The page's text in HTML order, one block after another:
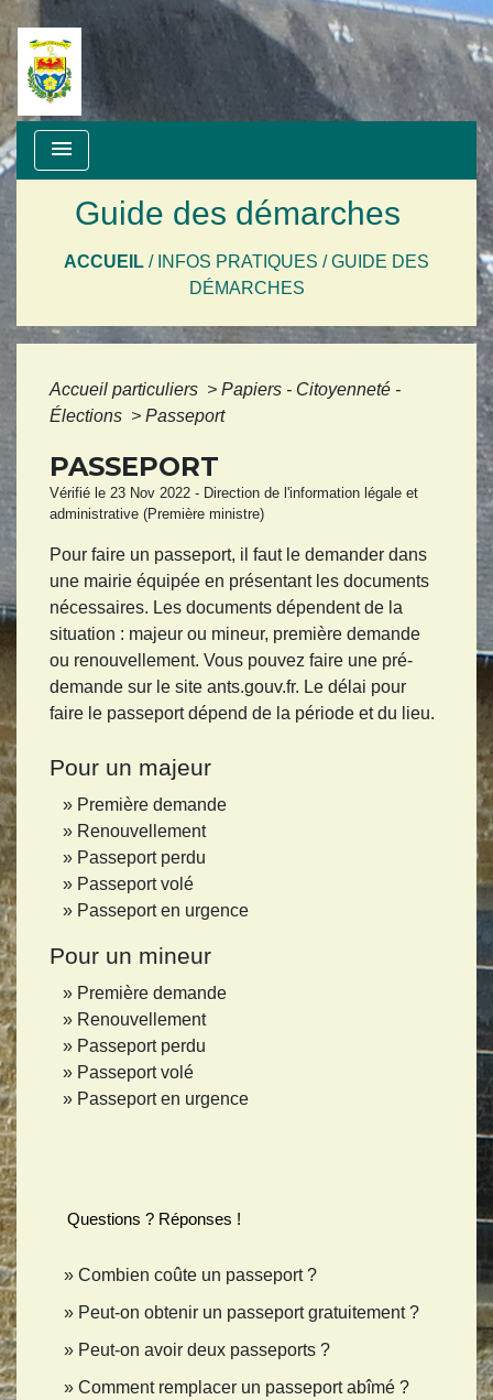
menu
Guide des démarches
ACCUEIL / INFOS PRATIQUES /GUIDE DES
DÉMARCHES
Accueil particuliers > Papiers - Citoyenneté -
Élections > Passeport
PASSEPORT
Vérifié le 23 Nov 2022 - Direction de l'information légale et
administrative (Première ministre)
Pour faire un passeport, il faut le demander dans
une mairie équipée en présentant les documents
nécessaires. Les documents dépendent de la
situation : majeur ou mineur, première demande
ou renouvellement. Vous pouvez faire une pré-
demande sur le site ants.gouv.fr. Le délai pour
faire le passeport dépend de la période et du lieu.
Pour un majeur
Première demande
Renouvellement
Passeport perdu
Passeport volé
Passeport en urgence
Pour un mineur
Première demande
Renouvellement
Passeport perdu
Passeport volé
Passeport en urgence
Questions ? Réponses !
Combien coûte un passeport ?
Peut-on obtenir un passeport gratuitement ?
Peut-on avoir deux passeports ?
Comment remplacer un passeport abîmé ?